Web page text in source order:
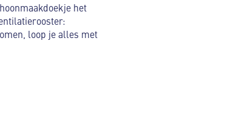
het
loop je alles met